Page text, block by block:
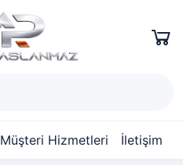
Müşteri Hizmetleri İletişim